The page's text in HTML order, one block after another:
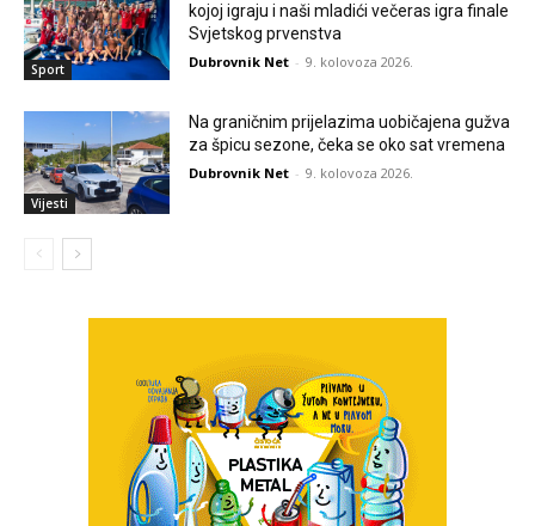
Sport
kojoj igraju i naši mladići večeras igra finale
Svjetskog prvenstva
Dubrovnik Net - 9. kolovoza 2026.
Vijesti
Na graničnim prijelazima uobičajena gužva
za špicu sezone, čeka se oko sat vremena
Dubrovnik Net - 9. kolovoza 2026.